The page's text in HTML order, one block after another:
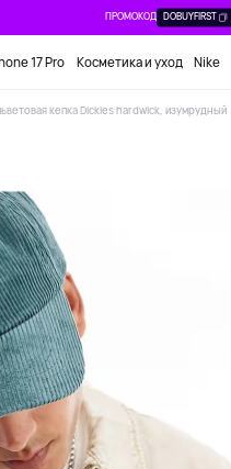
ПРОМОКОД DOBUYFIRST
17 Pro Косметика и уход Nike
кепка Dickies hardwick, изумрудный